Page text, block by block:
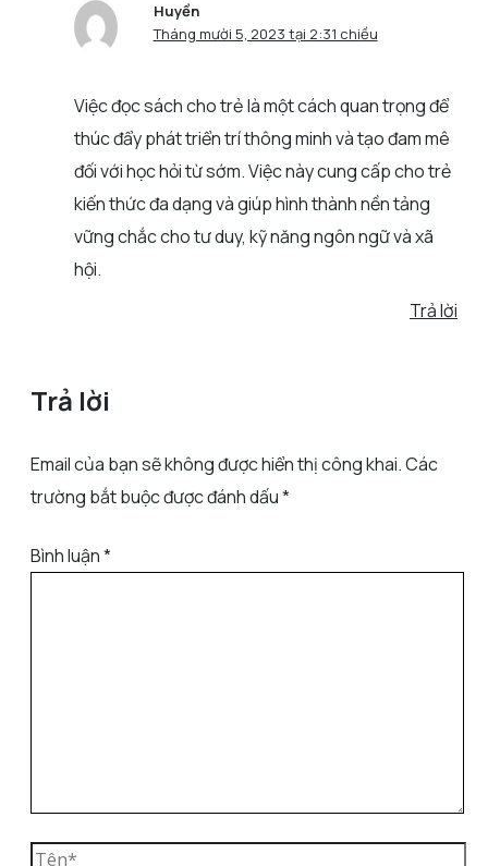
Huyền
Tháng mười 5, 2023 tại 2:31 chiều
Việc đọc sách cho trẻ là một cách quan trọng để
thúc đẩy phát triển trí thông minh và tạo đam mê
đối với học hỏi từ sớm. Việc này cung cấp cho trẻ
kiến thức đa dạng và giúp hình thành nền tảng
vững chắc cho tư duy, kỹ năng ngôn ngữ và xã
hội.
Trả lời
Trả lời
Email của bạn sẽ không được hiển thị công khai.Các
trường bắt buộc được đánh dấu*
Bình luận*